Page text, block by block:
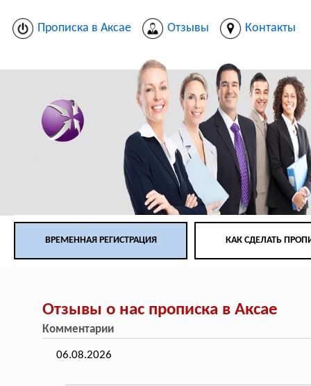
Прописка в Аксае Отзывы Контакты
ВРЕМЕННАЯ РЕГИСТРАЦИЯ КАК СДЕЛАТЬ
Отзывы о нас прописка в Аксае
Комментарии
06.08.2026